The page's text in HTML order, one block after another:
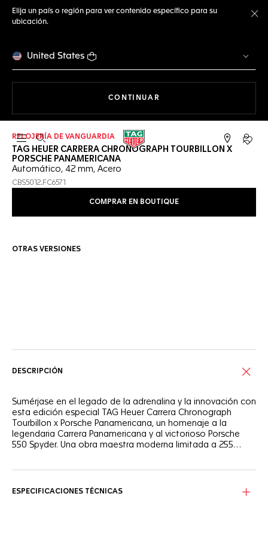
Elija un país o región para ver contenido específico para su
ubicación.
United States
CONTINUAR
Abrir el menú de búsqueda
RELOJERÍA DE VANGUARDIA
TAG HEUER CARRERA CHRONOGRAPH TOURBILLON X
PORSCHE PANAMERICANA
Automático, 42 mm, Acero
CBS5012.FC6571
COMPRAR EN BOUTIQUE
OTRAS VERSIONES
DESCRIPCIÓN
Sumérjase en el legado de la adrenalina y la innovación con
esta edición especial TAG Heuer Carrera Chronograph
Tourbillon x Porsche Panamericana, un homenaje a la
legendaria Carrera Panamericana y al victorioso Porsche
550 Spyder. Una obra maestra moderna limitada a 255
recuerdan al emblemático coche y confieren al reloj una
ESPECIFICACIONES TÉCNICAS